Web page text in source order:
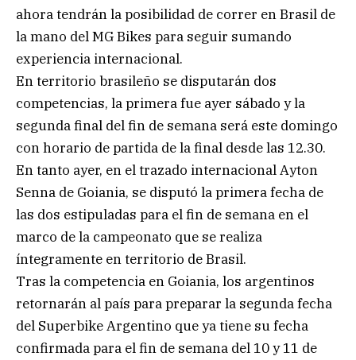
ahora tendrán la posibilidad de correr en Brasil de
la mano del MG Bikes para seguir sumando
experiencia internacional.
En territorio brasileño se disputarán dos
competencias, la primera fue ayer sábado y la
segunda final del fin de semana será este domingo
con horario de partida de la final desde las 12.30.
En tanto ayer, en el trazado internacional Ayton
Senna de Goiania, se disputó la primera fecha de
las dos estipuladas para el fin de semana en el
marco de la campeonato que se realiza
íntegramente en territorio de Brasil.
Tras la competencia en Goiania, los argentinos
retornarán al país para preparar la segunda fecha
del Superbike Argentino que ya tiene su fecha
confirmada para el fin de semana del 10 y 11 de